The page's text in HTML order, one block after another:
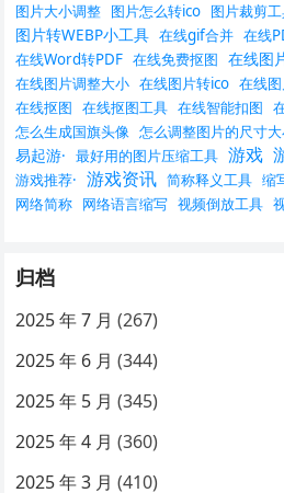
图片大小调整 图片怎么转ico 图片裁剪
图片转WEBP小工具 在线gif合并 在线
在线Word转PDF 在线免费抠图 在线图
在线图片调整大小 在线图片转ico 在线
在线抠图 在线抠图工具 在线智能扣图
怎么生成国旗头像 怎么调整图片的尺寸
易起游· 最好用的图片压缩工具 游戏
游戏推荐· 游戏资讯 简称释义工具 缩
网络简称 网络语言缩写 视频倒放工具
归档
2025 年 7 月 (267)
2025 年 6 月 (344)
2025 年 5 月 (345)
2025 年 4 月 (360)
2025 年 3 月 (410)